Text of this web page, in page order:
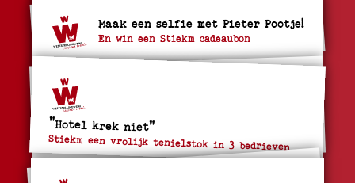
Maak een selfie met Pieter Pootje!
En win een Stiekm cadeaubon
"Hotel krek niet"
Stiekm een vrolijk tenielstok in 3 bedrieven